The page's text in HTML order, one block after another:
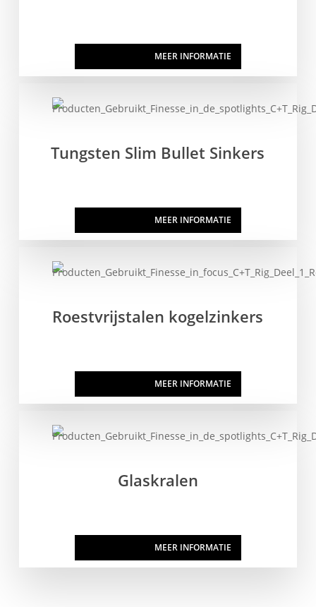
MEER INFORMATIE
Tungsten Slim Bullet Sinkers
MEER INFORMATIE
Roestvrijstalen kogelzinkers
MEER INFORMATIE
Glaskralen
MEER INFORMATIE